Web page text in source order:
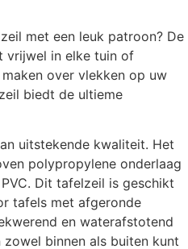
met een leuk patroon? De
vrijwel in elke tuin of
over vlekken op uw
biedt de ultieme
uitstekende kwaliteit. Het
polypropylene onderlaag
Dit tafelzeil is geschikt
tafels met afgeronde
en waterafstotend
binnen als buiten kunt